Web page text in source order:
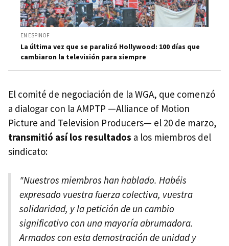
EN ESPINOF
La última vez que se paralizó Hollywood: 100 días que
cambiaron la televisión para siempre
El comité de negociación de la WGA, que comenzó
a dialogar con la AMPTP —Alliance of Motion
Picture and Television Producers— el 20 de marzo,
transmitió así los resultados a los miembros del
sindicato:
"Nuestros miembros han hablado. Habéis
expresado vuestra fuerza colectiva, vuestra
solidaridad, y la petición de un cambio
significativo con una mayoría abrumadora.
Armados con esta demostración de unidad y